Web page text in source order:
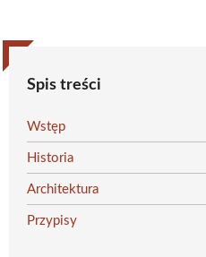
Spis treści
Wstęp
Historia
Architektura
Przypisy